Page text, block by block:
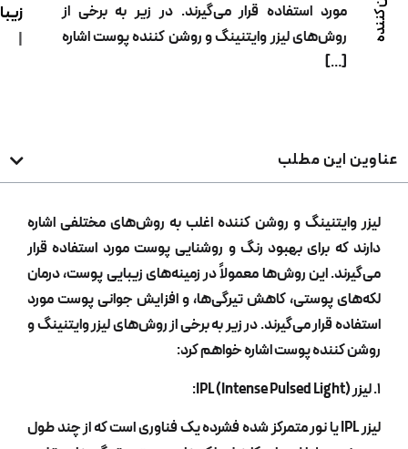
مورد استفاده قرار می‌گیرند. در زیر به برخی از
روش‌های لیزر وایتنینگ و روشن کننده پوست اشاره
زیبایی
این مطلب
وایتنینگ و روشن کننده اغلب به روش‌های مختلفی اشاره
که برای بهبود رنگ و روشنایی پوست مورد استفاده قرار
این روش‌ها معمولاً در زمینه‌های زیبایی پوست، درمان
پوستی، کاهش تیرگی‌ها، و افزایش جوانی پوست مورد
قرار می‌گیرند. در زیر به برخی از روش‌های لیزر وایتنینگ و
کننده پوست اشاره خواهم کرد:
لیزر IPL یا نور متمرکز شده فشرده یک فناوری است که از چند طول